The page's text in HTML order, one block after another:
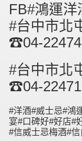
FB#鴻運洋
#台中市北
☎04-
#台中市北
☎04-
#洋酒#威士忌#鴻
宴#口碑好#好店#
#信威士忌梅酒#